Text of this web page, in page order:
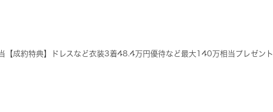
【成約特典】ドレスなど衣装3着48.4万円優待など最大140万相当プレゼント